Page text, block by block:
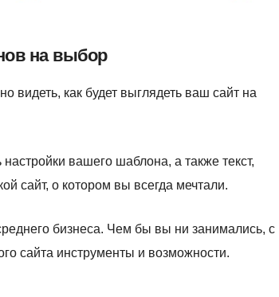
на выбор
видеть, как будет выглядеть ваш сайт на
вашего шаблона, а также текст,
сайт, о котором вы всегда мечтали.
бизнеса. Чем бы вы ни занимались, с
сайта инструменты и возможности.